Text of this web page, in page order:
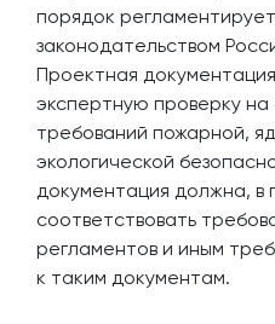
порядок
законодательством
Проектная
экспертную проверку
требований пожарной,
экологической
документация должна, в
соответствовать
регламентов и иным
к таким документам.